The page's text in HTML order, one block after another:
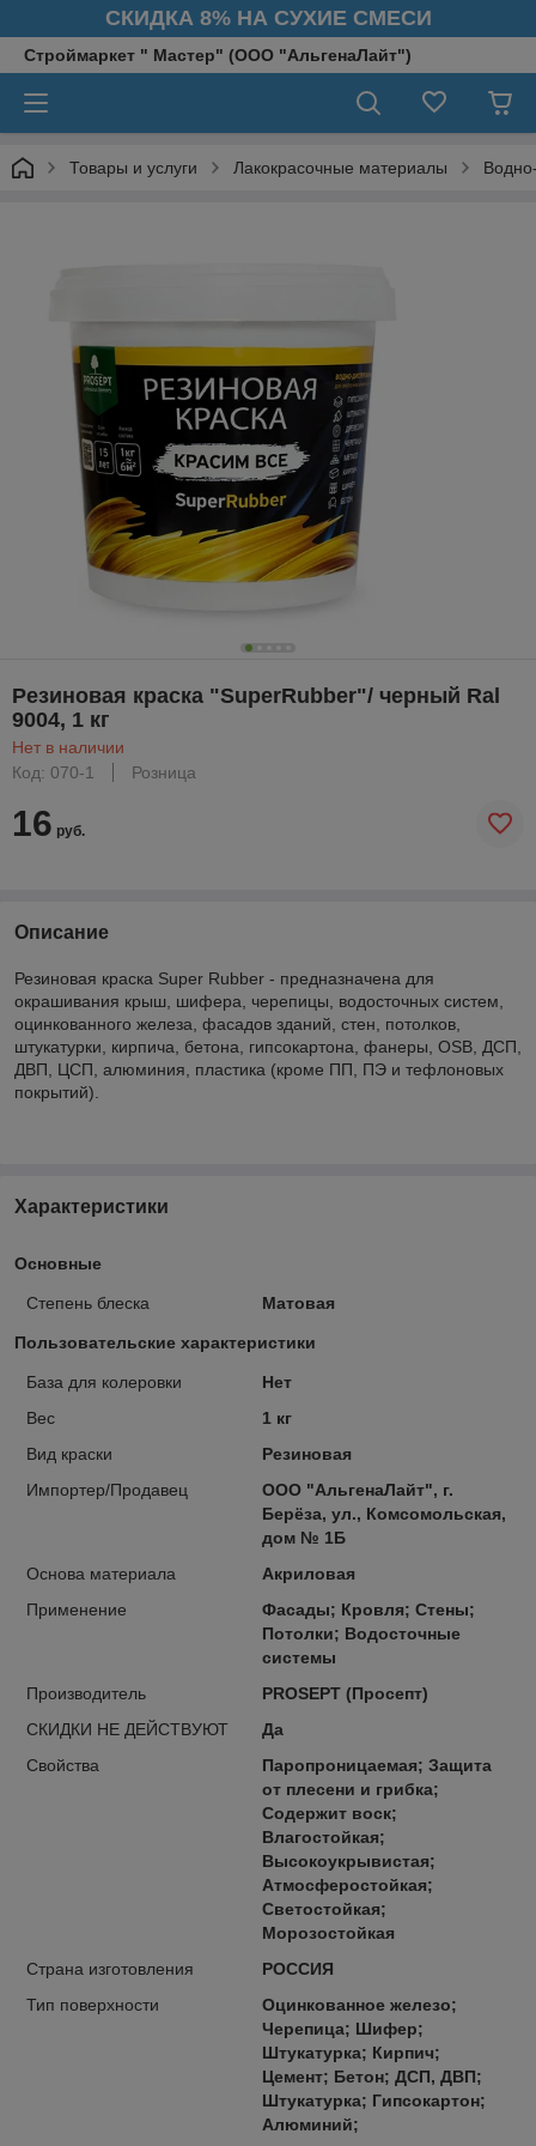
СКИДКА 8% НА СУХИЕ СМЕСИ
Строймаркет " Мастер" (ООО "АльгенаЛайт")
Товары и услуги Лакокрасочные материалы
Резиновая краска "SuperRubber"/ черный Ral
9004, 1 кг
Нет в наличии
Код: 070-1
Розница
16 руб.
Описание
Резиновая краска Super Rubber - предназначена для
окрашивания крыш, шифера, черепицы, водосточных систем,
оцинкованного железа, фасадов зданий, стен, потолков,
штукатурки, кирпича, бетона, гипсокартона, фанеры, OSB, ДСП,
ДВП, ЦСП, алюминия, пластика (кроме ПП, ПЭ и тефлоновых
покрытий).
Характеристики
Основные
Степень блеска Матовая
Пользовательские характеристики
База для колеровки
Нет
Вес
1 кг
Вид краски
Резиновая
Импортер/Продавец
ООО "АльгенаЛайт", г.
Берёза, ул., Комсомольская,
дом № 1Б
Основа материала
Акриловая
Применение
Фасады; Кровля; Стены;
Потолки; Водосточные
системы
Производитель
PROSEPT (Просепт)
СКИДКИ НЕ ДЕЙСТВУЮТ
Да
Свойства
Паропроницаемая; Защита
от плесени и грибка;
Содержит воск;
Влагостойкая;
Высокоукрывистая;
Атмосферостойкая;
Светостойкая;
Морозостойкая
Страна изготовления
РОССИЯ
Тип поверхности
Оцинкованное железо;
Черепица; Шифер;
Штукатурка; Кирпич;
Цемент; Бетон; ДСП, ДВП;
Штукатурка; Гипсокартон;
Алюминий;